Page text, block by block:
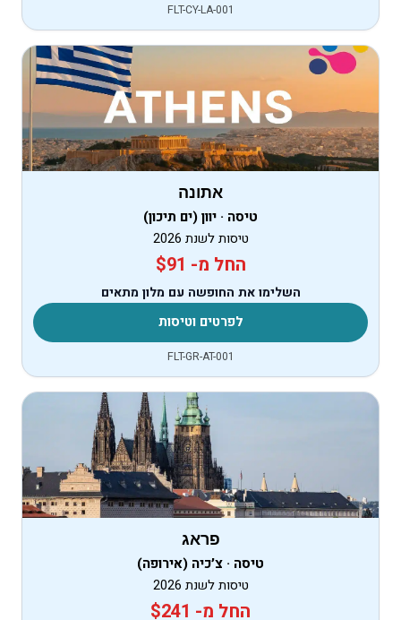
FLT-CY-LA-001
אתונה
טיסה · יוון (ים תיכון)
טיסות לשנת 2026
החל מ- $91
השלימו את החופשה עם מלון מתאים
לפרטים וטיסות
FLT-GR-AT-001
פראג
טיסה · צ׳כיה (אירופה)
טיסות לשנת 2026
החל מ- $241